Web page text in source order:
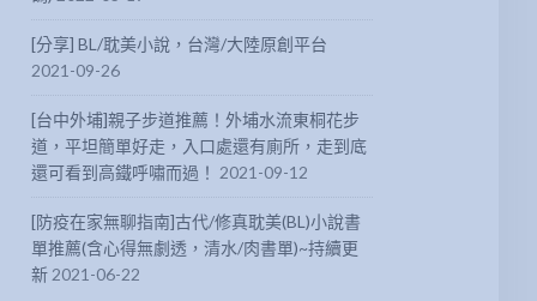
[分享] BL/耽美小說，台灣/大陸原創平台
2021-09-26
[台中外埔]親子步道推薦！外埔水流東桐花步
道，平坦簡單好走，入口處還有廁所，走到底
還可看到高鐵呼嘯而過！ 2021-09-12
[防疫在家無聊指南]古代/修真耽美(BL)小說書
單推薦(含心得無劇透，清水/肉書單)~持續更
新 2021-06-22